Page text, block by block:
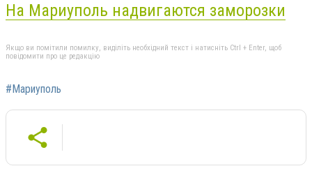
На Мариуполь надвигаются заморозки
Якщо ви помітили помилку, виділіть необхідний текст і натисніть Ctrl + Enter, щоб
повідомити про це редакцію
#Мариуполь